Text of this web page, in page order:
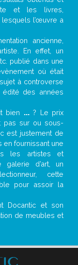
et les livres,
l’œuvre a
ancienne,
En effet, un
publié dans une
où était
à controverse
des années
bien ...? Le prix
pas sur ou sous-
est justement de
fournissant une
les artistes et
galerie d’art, un
cette
pour assoir la
Docantic et son
de meubles et